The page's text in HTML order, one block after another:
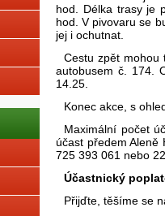
hod. Délka trasy je
hod. V pivovaru se
jej i ochutnat.
Cestu zpět mohou
autobusem č. 174.
14.25.
Konec akce, s
Maximální počet
účast předem
725 393 061 nebo
Účastnický
Přijďte, těšíme se